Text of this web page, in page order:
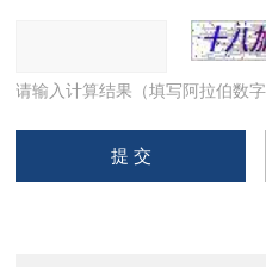
请输入计算结果（填写阿拉伯数